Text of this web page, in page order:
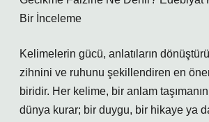
Bir İnceleme
Kelimelerin gücü, anlatıların
zihnini ve ruhunu şekillendiren en
biridir. Her kelime, bir anlam
dünya kurar; bir duygu, bir hikaye ya